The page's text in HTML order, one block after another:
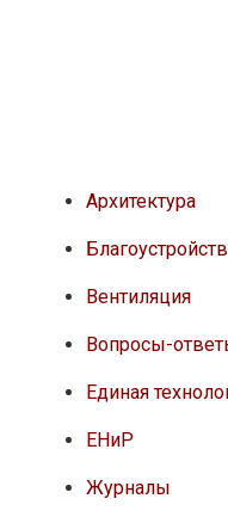
Архитектура
Вентиляция
Вопросы-
Единая
ЕНиР
Журналы